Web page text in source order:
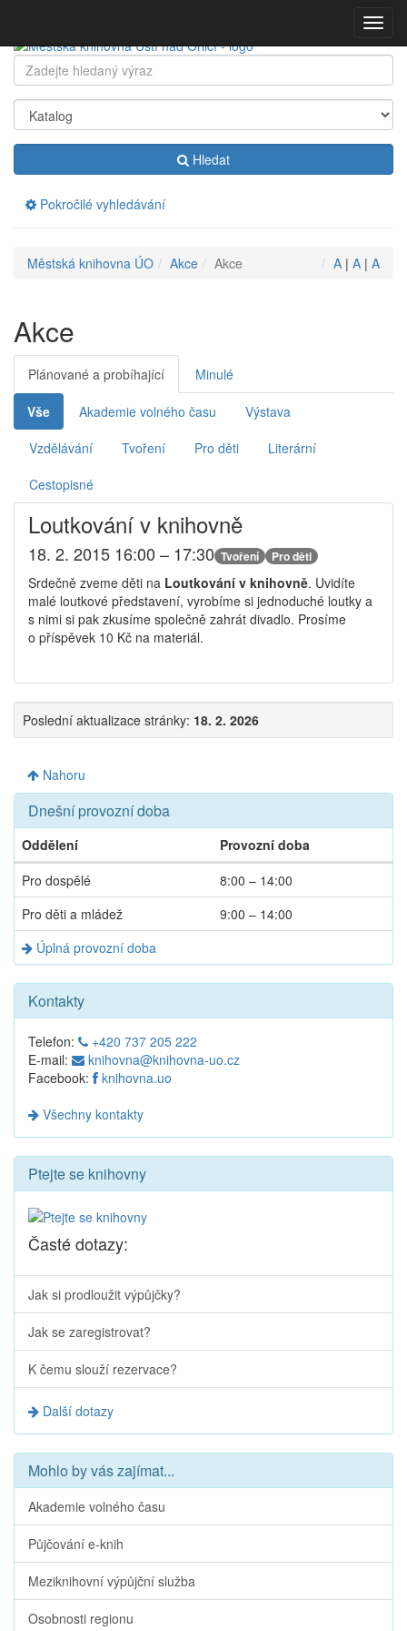
menu
Klávesové
zkratky
tomto
webu
rozšířené
Hledat:
Hledat
Pokročilé vyhledávání
Drobečková
Městská knihovna ÚO Akce Akce A | A | A
Akce
Plánované a probíhající Minulé
Vše Akademie volného času
Výstava
Vzdělávání
Tvoření Pro děti
Literární
Cestopisné
Loutkování v knihovně
18. 2. 2015 16:00 – 17:30 Tvoření Pro děti
Srdečně zveme děti na Loutkování v knihovně. Uvidíte
malé loutkové představení, vyrobíme si jednoduché loutky a
s nimi si pak zkusíme společně zahrát divadlo. Prosíme
o příspěvek 10 Kč na materiál.
Poslední aktualizace stránky: 18. 2. 2026
Nahoru
Dnešní provozní doba
Dnešní
provozní
doba
Oddělení
Provozní doba
Pro dospělé
8:00 – 14:00
Pro děti a mládež
9:00 – 14:00
Úplná provozní doba
Kontakty
Telefon:
+420 737 205 222
E-mail:
knihovna@knihovna-uo.cz
Facebook: knihovna.uo
Všechny kontakty
Ptejte se knihovny
Časté dotazy:
Jak si prodloužit výpůjčky?
Jak se zaregistrovat?
K čemu slouží rezervace?
Další dotazy
Mohlo by vás zajímat...
Akademie volného času
Půjčování e-knih
Meziknihovní výpůjční služba
Osobnosti regionu